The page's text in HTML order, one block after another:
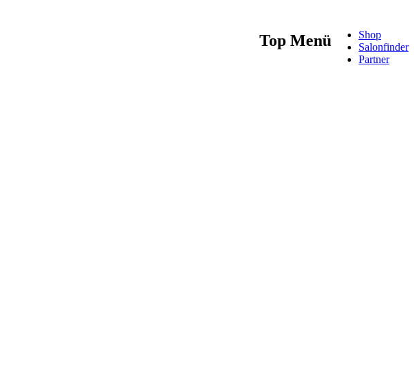
Top Menü
Shop
Salonfinder
Partner